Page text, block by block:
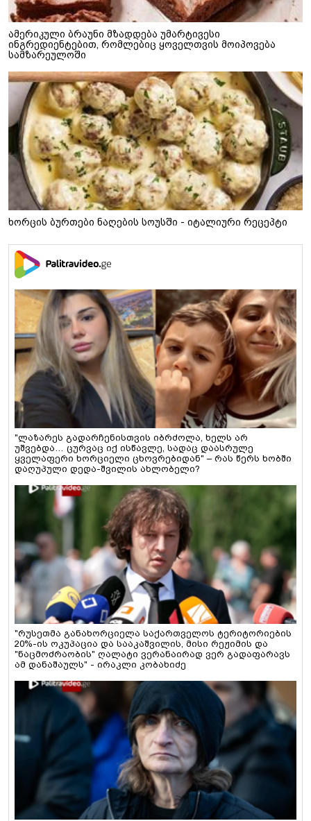
ამერიკული ბრაუნი მზადდება უმარტივესი
ინგრედიენტებით, რომლებიც ყოველთვის მოიპოვება
სამზარეულოში
ხორცის ბურთები ნაღების სოუსში - იტალიური რეცეპტი
"ლაზარეს გადარჩენისთვის იბრძოლა, ხელს არ
უშვებდა… ცურვაც იქ ისწავლე, სადაც დაასრულე
ყველაფერი ხორციელი ცხოვრებიდან" – რას წერს ხობში
დაღუპული დედა-შვილის ახლობელი?
"რუსეთმა განახორციელა საქართველოს ტერიტორიების
20%-ის ოკუპაცია და სააკაშვილის, მისი რეჟიმის და
"ნაცმოძრაობის" ღალატი ვერანაირად ვერ გადაფარავს
ამ დანაშაულს" - ირაკლი კობახიძე